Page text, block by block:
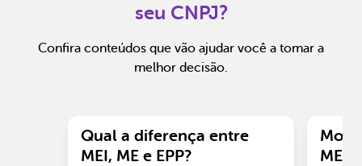
seu CNPJ?
Confira conteúdos que vão ajudar você a tomar a
melhor decisão.
Qual a diferença entre
MEI, ME e EPP?
ME?